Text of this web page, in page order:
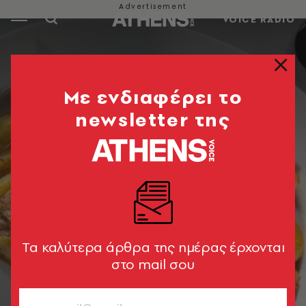
VOICE RADIO
Mε ενδιαφέρει το
newsletter της
Tα καλύτερα άρθρα της ημέρας έρχονται
στο mail σου